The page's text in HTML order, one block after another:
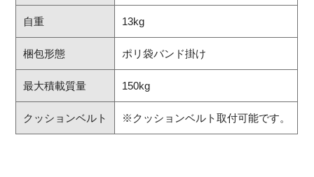
自重 13kg
梱包形態 ポリ袋バンド掛け
最大積載質量 150kg
クッションベルト ※クッションベルト取付可能です。